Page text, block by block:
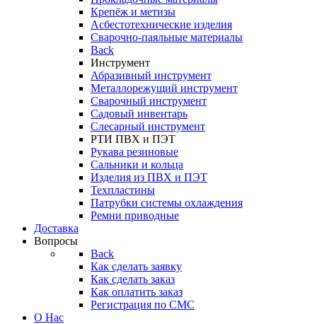
Крепёж и метизы
Асбестотехнические изделия
Сварочно-паяльные материалы
Back
Инструмент
Абразивный инструмент
Металлорежущий инструмент
Сварочный инструмент
Садовый инвентарь
Слесарный инструмент
РТИ ПВХ и ПЭТ
Рукава резиновые
Сальники и кольца
Изделия из ПВХ и ПЭТ
Техпластины
Патрубки системы охлаждения
Ремни приводные
Доставка
Вопросы
Back
Как сделать заявку
Как сделать заказ
Как оплатить заказ
Регистрация по СМС
О Нас